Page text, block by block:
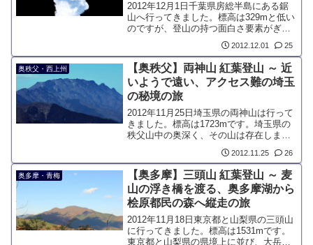
2012年12月1日千葉県房総半島にある鋸
山へ行ってきました。標高は329mと低い
のですが、登山の持つ面白さ要素がぎゅ
っと詰まった山でした。千葉県の房総半
島は関東で一番早く春が訪れます。それ
は即ち、秋が一番遅く訪れる場所という
ことです。
2012.12.01 25
奥秩父・西上州
【奥秩父】両神山 紅葉登山 ～ 近
いようで遠い、アクセス難の埼玉
の秘境の旅
2012年11月25日埼玉県の両神山は行って
きました。標高は1723mです。埼玉県の
秩父山中の奥深く、その山は存在しま
す。日本百名山の中では低いですが、鋸
の歯のようなギザギザした山頂が特徴的
で、古くからの山岳信仰の歴史ある山で
す。
2012.11.25 26
奥多摩・青梅
【奥多摩】三頭山 紅葉登山 ～ 麦
山の浮き橋を渡る、奥多摩湖から
桧原都民の森へ縦走の旅
2012年11月18日東京都と山梨県の三頭山
に行ってきました。標高は1531mです。
東京都と山梨県の県境上に並び、大岳山